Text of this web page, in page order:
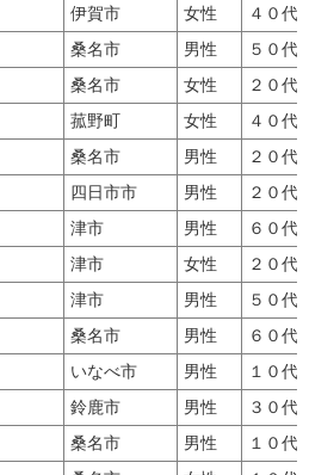
伊賀市 女性
４０代
桑名市 男性
５０代
桑名市 女性
２０代
菰野町 女性
４０代
桑名市 男性
２０代
四日市市 男性 ２０代
津市 男性
６０代
津市 女性
２０代
津市 男性
５０代
桑名市 男性
６０代
いなべ市 男性
１０代
鈴鹿市 男性
３０代
桑名市 男性
１０代